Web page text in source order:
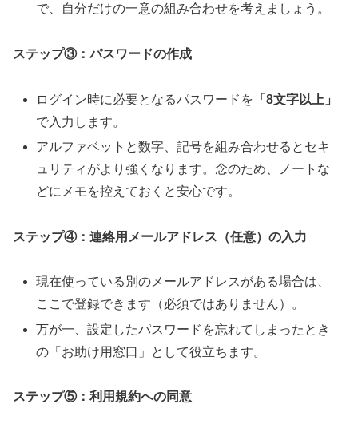
で、自分だけの一意の組み合わせを考えましょう。
ステップ③：パスワードの作成
ログイン時に必要となるパスワードを 「8文字以上」
で入力します。
アルファベットと数字、記号を組み合わせるとセキ
ュリティがより強くなります。念のため、ノートな
どにメモを控えておくと安心です。
ステップ④：連絡用メールアドレス（任意）の入力
現在使っている別のメールアドレスがある場合は、
ここで登録できます（必須ではありません）。
万が一、設定したパスワードを忘れてしまったとき
の「お助け用窓口」として役立ちます。
ステップ⑤：利用規約への同意